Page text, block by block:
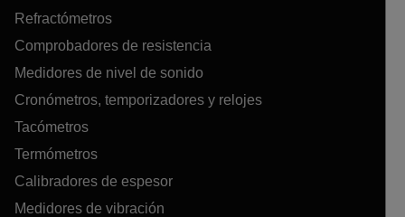
Refractómetros
Comprobadores de resistencia
Medidores de nivel de sonido
Cronómetros, temporizadores y relojes
Tacómetros
Termómetros
Calibradores de espesor
Medidores de vibración